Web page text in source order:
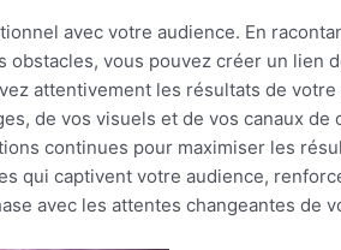
avec votre audience. En
vous pouvez créer un lien
attentivement les résultats de votre
de vos visuels et de vos canaux de
continues pour maximiser les
qui captivent votre audience,
avec les attentes changeantes de